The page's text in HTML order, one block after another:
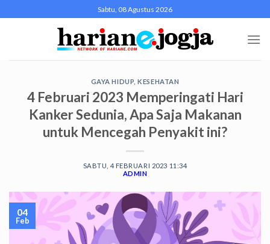
to
Sabtu, 08 Agustus 2026
GAYA HIDUP ,KESEHATAN
4 Februari 2023 Memperingati Hari
Kanker Sedunia, Apa Saja Makanan
untuk Mencegah Penyakit ini?
SABTU, 4 FEBRUARI 2023 11:34
ADMIN
04
Feb